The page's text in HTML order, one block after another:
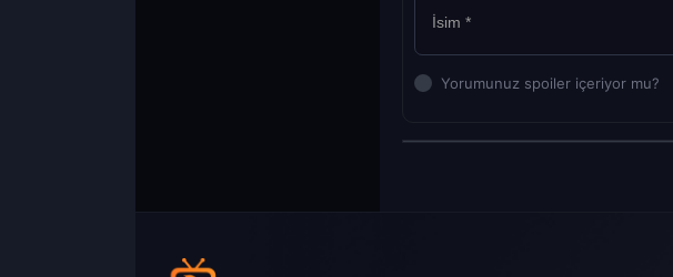
Yorumunuz spoiler içeriyor mu?